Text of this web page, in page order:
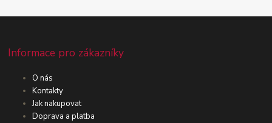
Informace pro zákazníky
O nás
Kontakty
Jak nakupovat
Doprava a platba